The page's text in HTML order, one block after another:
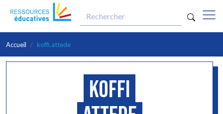
Aller au contenu principal
Accueil koffi.attede
Koffi